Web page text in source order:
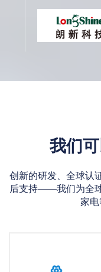
我们
创新的研发、全球认
后支持——我们为全
家电